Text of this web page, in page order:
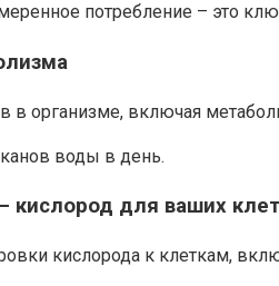
потребление – это
в организме, включая
воды в день.
кислород для ваших
кислорода к клеткам,